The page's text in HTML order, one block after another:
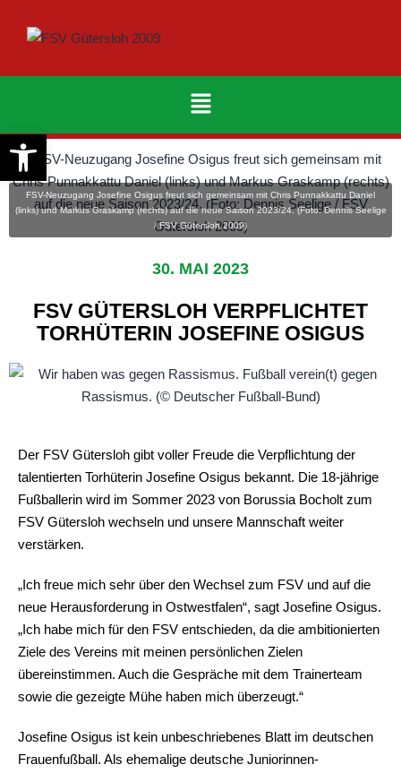
FSV-Neuzugang Josefine Osigus freut sich gemeinsam mit Chris Punnakkattu Daniel
(links) und Markus Graskamp (rechts) auf die neue Saison 2023/24. (Foto: Dennis Seelige
/ FSV Gütersloh 2009)
30. MAI 2023
FSV GÜTERSLOH VERPFLICHTET
TORHÜTERIN JOSEFINE OSIGUS
Der FSV Gütersloh gibt voller Freude die Verpflichtung der
talentierten Torhüterin Josefine Osigus bekannt. Die 18-jährige
Fußballerin wird im Sommer 2023 von Borussia Bocholt zum
FSV Gütersloh wechseln und unsere Mannschaft weiter
verstärken.
„Ich freue mich sehr über den Wechsel zum FSV und auf die
neue Herausforderung in Ostwestfalen“, sagt Josefine Osigus.
„Ich habe mich für den FSV entschieden, da die ambitionierten
Ziele des Vereins mit meinen persönlichen Zielen
übereinstimmen. Auch die Gespräche mit dem Trainerteam
sowie die gezeigte Mühe haben mich überzeugt.“
Josefine Osigus ist kein unbeschriebenes Blatt im deutschen
Frauenfußball. Als ehemalige deutsche Juniorinnen-
Werkzeugleiste öffnen